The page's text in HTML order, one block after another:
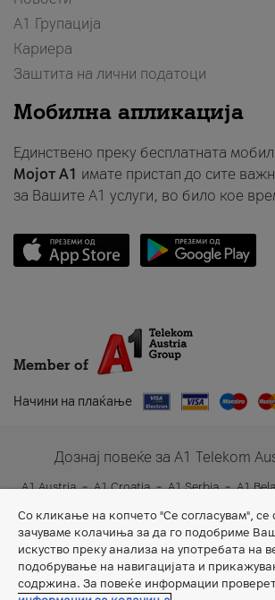
А1 Групација
Кариера
Заштита на лични податоци
Мобилна апликација
Единствено преку бесплатната
Мојот A1 имате пристап до сите
за Вашите A1 услуги, во било кое
Member of
Начини на плаќање
Дознај повеќе за A1 Telekom
A1 Austria A1 Croatia A1 Serbia A1
Со кликање на копчето "Се согласувам", се
зачуваме колачиња за да го подобриме
искуство преку анализа на употребата на
подобрување на навигацијата и
содржина. За повеќе информации